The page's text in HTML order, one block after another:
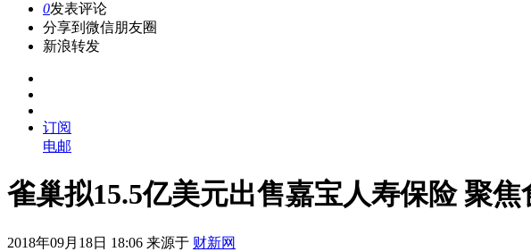
0发表评论
分享到微信朋友圈
新浪转发
订阅
电邮
雀巢拟15.5亿美元出售嘉宝人寿保险 聚
2018年09月18日 18:06 来源于 财新网